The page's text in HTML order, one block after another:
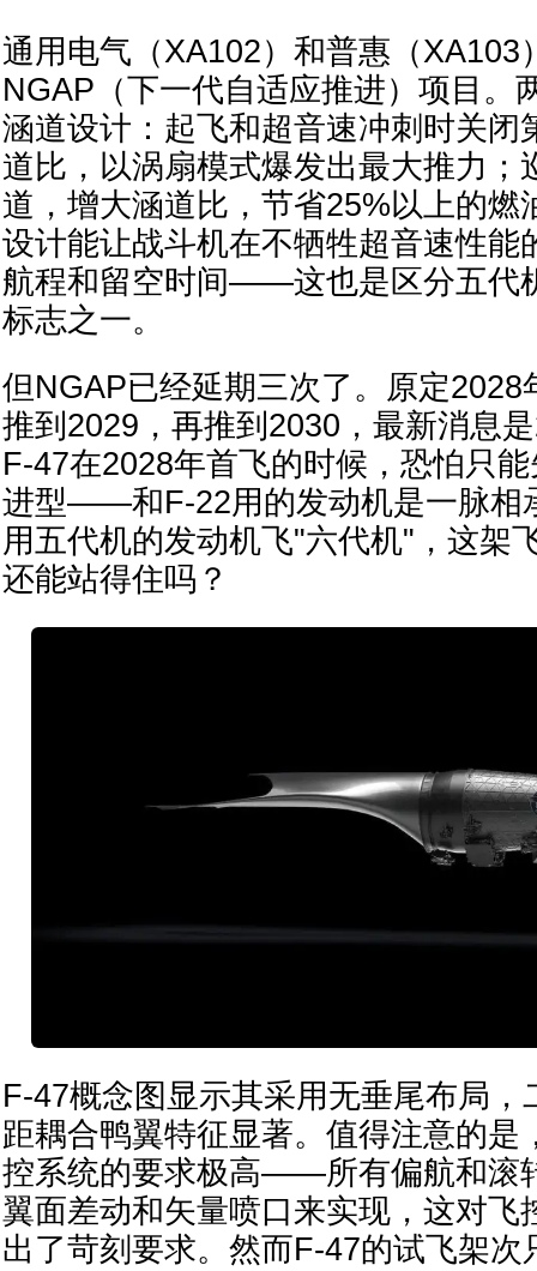
通用电气（XA102）和普惠（XA103
NGAP（下一代自适应推进）项目。
涵道设计：起飞和超音速冲刺时关闭
道比，以涡扇模式爆发出最大推力；
道，增大涵道比，节省25%以上的燃
设计能让战斗机在不牺牲超音速性能
航程和留空时间——这也是区分五代
标志之一。
但NGAP已经延期三次了。原定2028
推到2029，再推到2030，最新消息
F-47在2028年首飞的时候，恐怕只
进型——和F-22用的发动机是一脉相
用五代机的发动机飞"六代机"，这架
还能站得住吗？
F-47概念图显示其采用无垂尾布局，
距耦合鸭翼特征显著。值得注意的是
控系统的要求极高——所有偏航和滚
翼面差动和矢量喷口来实现，这对飞
出了苛刻要求。然而F-47的试飞架次